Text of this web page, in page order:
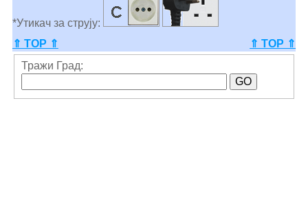
*Утикач за струју:
⇑ TOP ⇑
⇑ TOP ⇑
Тражи Град: